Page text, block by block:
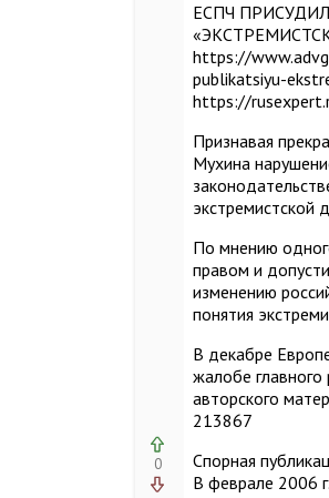
0
ЕСПЧ
https://
publikatsiyu-
https://
Признавая
Мухина
экстремистской
По мнению
правом и
изменению
понятия
В декабре
жалобе
авторского
213867
Спорная
В феврале 2006